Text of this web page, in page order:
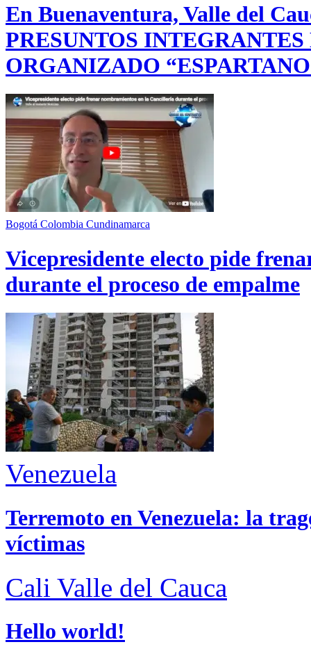
En Buenaventura, Valle del
PRESUNTOS
ORGANIZADO
Bogotá Colombia Cundinamarca
Vicepresidente electo pide
durante el proceso de empalme
Venezuela
Terremoto en Venezuela: la
víctimas
Cali Valle del Cauca
Hello world!